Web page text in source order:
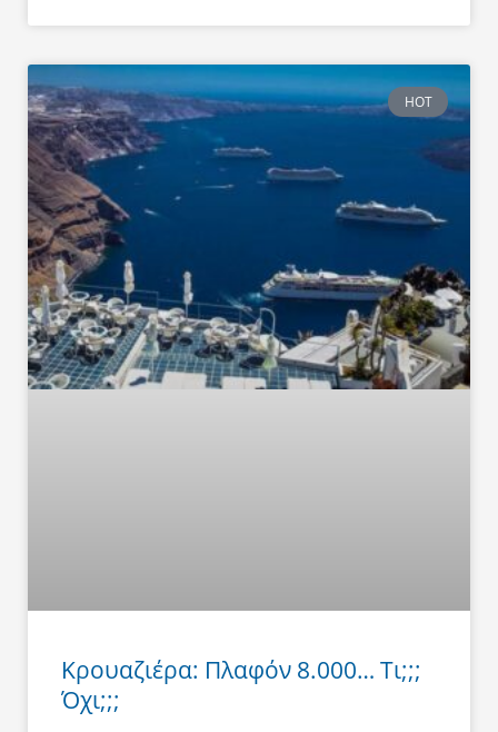
HOT
Κρουαζιέρα: Πλαφόν 8.000… Τι;;;
Όχι;;;